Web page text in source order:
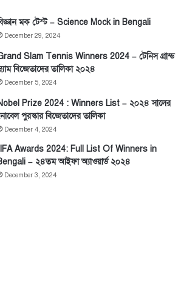
মক টেস্ট – Science Mock in Bengali
December 29, 2024
Slam Tennis Winners 2024 – টেনিস গ্রান্ড
বিজেতাদের তালিকা ২০২৪
December 5, 2024
Prize 2024 : Winners List – ২০২৪ সালের
পুরস্কার বিজেতাদের তালিকা
December 4, 2024
IIFA Awards 2024: Full List Of Winners in
– ২৪তম আইফা অ্যাওয়ার্ড ২০২৪
December 3, 2024